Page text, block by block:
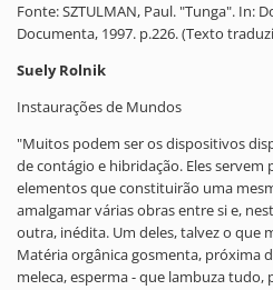
Fonte: SZTULMAN, Paul. "Tunga". In:
Documenta, 1997. p.226. (Texto
Suely Rolnik
Instaurações de Mundos
"Muitos podem ser os dispositivos
de contágio e hibridação. Eles
elementos que constituirão uma
amalgamar várias obras entre si e,
outra, inédita. Um deles, talvez o que
Matéria orgânica gosmenta, próxima
meleca, esperma - que lambuza